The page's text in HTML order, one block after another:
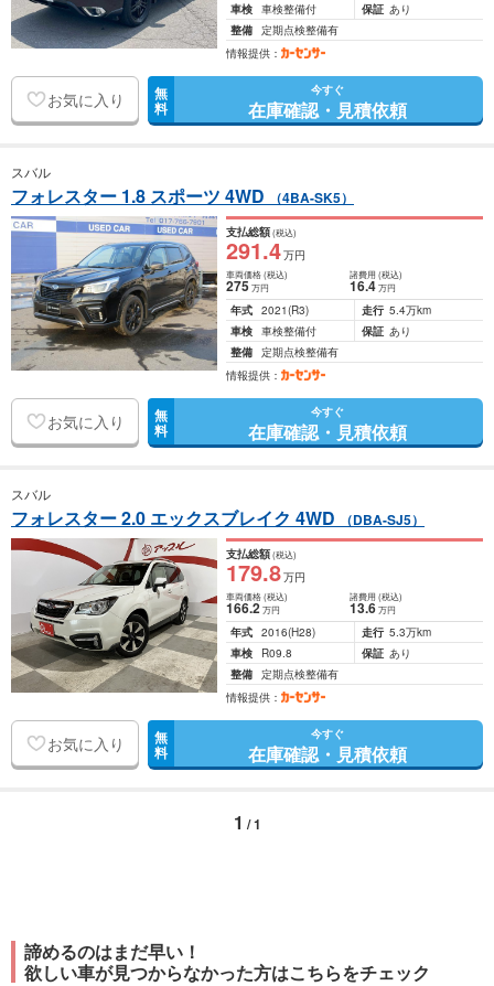
車検 車検整備付 保証 あり
整備 定期点検整備有
情報提供：
お気に入り 無
料
今すぐ
在庫確認・見積依頼
スバル
フォレスター 1.8 スポーツ 4WD （4BA-SK5）
支払総額(税込)
291.4万円
車両価格(税込)
275万円
諸費用 (税込)
16.4 万円
年式 2021(R3) 走行 5.4万km
車検 車検整備付 保証 あり
整備 定期点検整備有
情報提供：
お気に入り 無
料
今すぐ
在庫確認・見積依頼
スバル
フォレスター 2.0 エックスブレイク 4WD （DBA-SJ5）
支払総額(税込)
179.8万円
車両価格(税込)
166.2万円
諸費用 (税込)
13.6 万円
年式 2016(H28) 走行 5.3万km
車検
R09.8 保証 あり
整備 定期点検整備有
情報提供：
お気に入り 無
料
今すぐ
在庫確認・見積依頼
1 / 1
諦めるのはまだ早い！
欲しい車が見つからなかった方はこちらをチェック